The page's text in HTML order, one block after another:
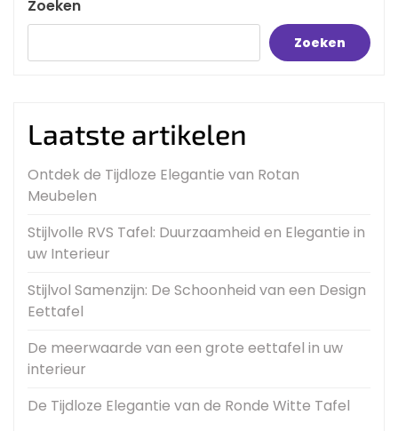
Zoeken
Zoeken
Laatste artikelen
Ontdek de Tijdloze Elegantie van Rotan
Meubelen
Stijlvolle RVS Tafel: Duurzaamheid en Elegantie in
uw Interieur
Stijlvol Samenzijn: De Schoonheid van een Design
Eettafel
De meerwaarde van een grote eettafel in uw
interieur
De Tijdloze Elegantie van de Ronde Witte Tafel